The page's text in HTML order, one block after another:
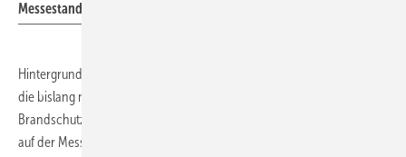
Messestand von Citel
Hintergrund ist die wachsende Zahl installierter Dachanlagen sowie
die bislang nur begrenzt vorhandenen normativen Vorgaben für den
Brandschutz von Photovoltaiksystemen. Das hohe Besucherinteresse
auf der Messe verdeutlichte, dass Betreiber, Planer und Installateure